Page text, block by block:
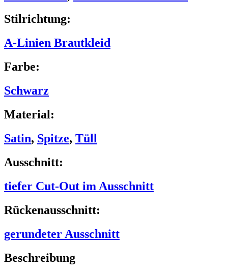
Stilrichtung:
A-Linien Brautkleid
Farbe:
Schwarz
Material:
Satin, Spitze, Tüll
Ausschnitt:
tiefer Cut-Out im Ausschnitt
Rückenausschnitt:
gerundeter Ausschnitt
Beschreibung